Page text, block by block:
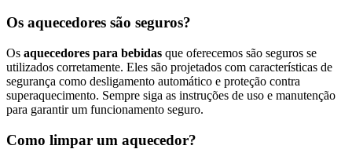
Os aquecedores são seguros?
Os aquecedores para bebidas que oferecemos são seguros se
utilizados corretamente. Eles são projetados com características de
segurança como desligamento automático e proteção contra
superaquecimento. Sempre siga as instruções de uso e manutenção
para garantir um funcionamento seguro.
Como limpar um aquecedor?